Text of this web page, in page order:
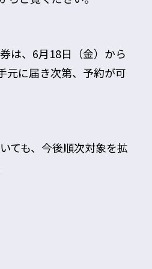
、 6月18日（金） から
元に届き次第、予約が可
ても、今後順次対象を拡